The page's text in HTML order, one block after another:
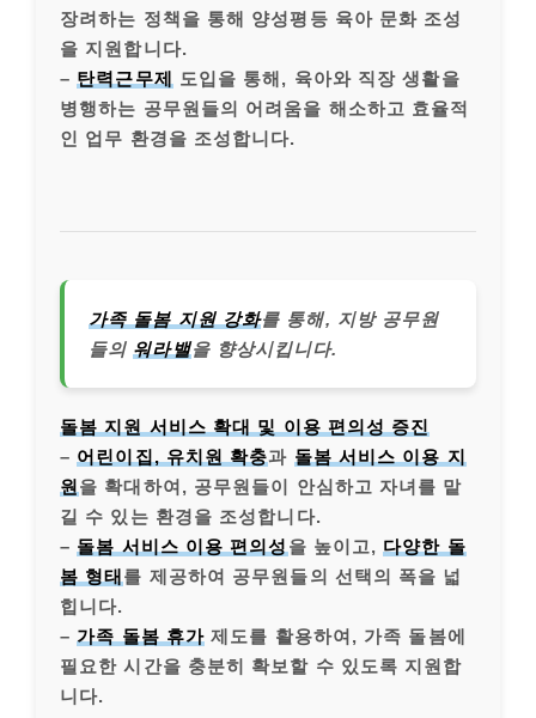
장려하는 정책을 통해 양성평등 육아 문화 조성
을 지원합니다.
– 탄력근무제 도입을 통해, 육아와 직장 생활을
병행하는 공무원들의 어려움을 해소하고 효율적
인 업무 환경을 조성합니다.
가족 돌봄 지원 강화를 통해, 지방 공무원
들의 워라밸을 향상시킵니다.
돌봄 지원 서비스 확대 및 이용 편의성 증진
– 어린이집, 유치원 확충과 돌봄 서비스 이용 지
원 을 확대하여, 공무원들이 안심하고 자녀를 맡
길 수 있는 환경을 조성합니다.
– 돌봄 서비스 이용 편의성 을 높이고, 다양한 돌
봄 형태 를 제공하여 공무원들의 선택의 폭을 넓
힙니다.
– 가족 돌봄 휴가 제도를 활용하여, 가족 돌봄에
필요한 시간을 충분히 확보할 수 있도록 지원합
니다.